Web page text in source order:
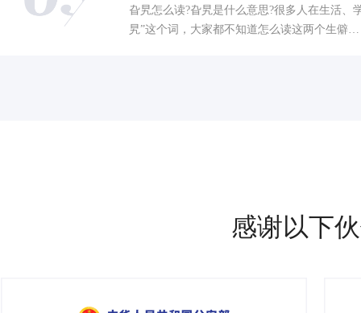
旮旯怎么读?旮旯是什么意思?很多人在生活、
旯”这个词，大家都不知道怎么读这两个生僻…
感谢以下